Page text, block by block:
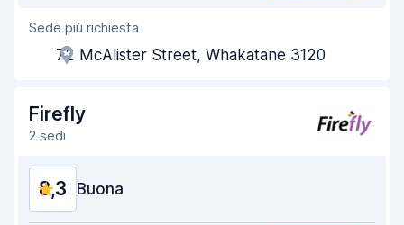
Gentilezza degli agenti
Rapidità del ritiro
Rapidità della riconsegna 8,2
Condizioni dell'auto
Sede più richiesta
72 McAlister Street, Whakatane 3120
Firefly
2 sedi
8,3 Buona